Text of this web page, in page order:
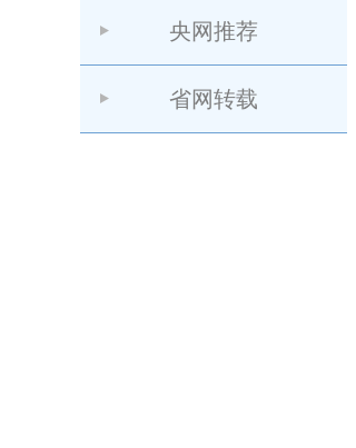
央网推荐
省网转载